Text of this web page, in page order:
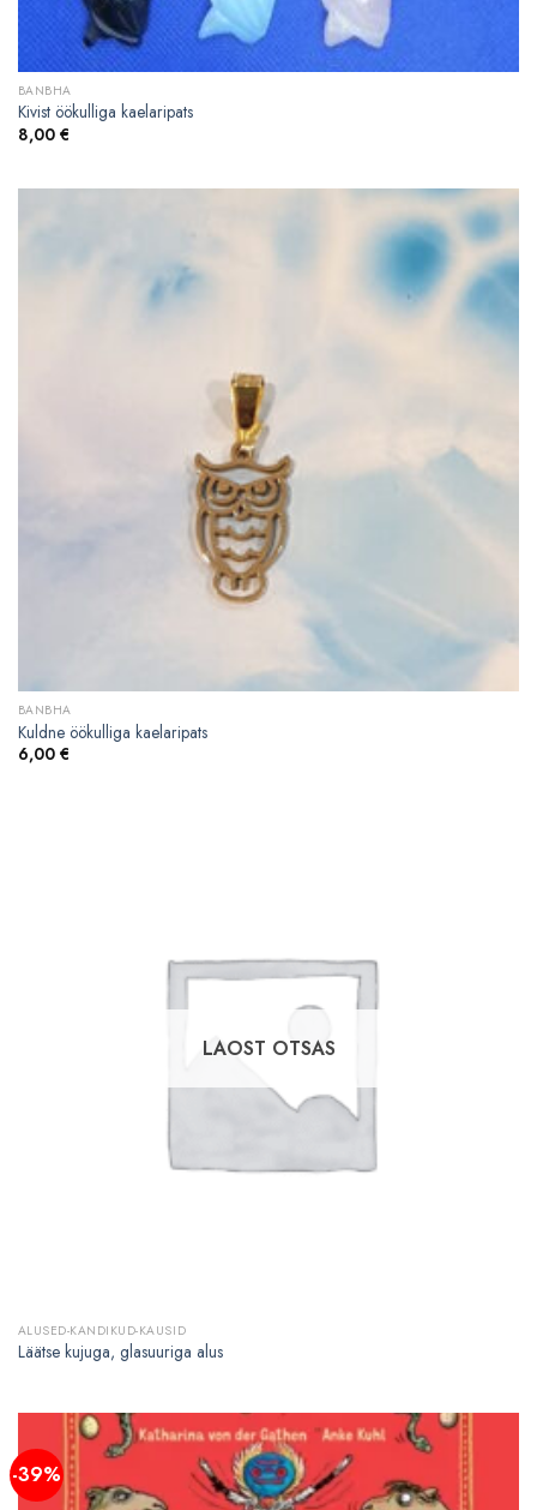
BANBHA
Kivist öökulliga kaelaripats
8,00 €
BANBHA
Kuldne öökulliga kaelaripats
6,00 €
LAOST OTSAS
ALUSED-KANDIKUD-KAUSID
Läätse kujuga, glasuuriga alus
-39%